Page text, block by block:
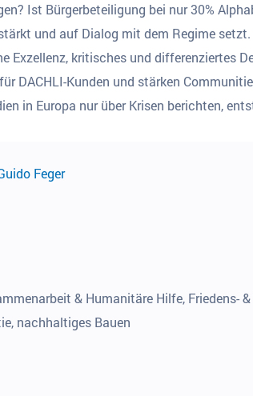
Ist Bürgerbeteiligung bei nur 30%
und auf Dialog mit dem Regime
Exzellenz, kritisches und differenziertes
DACHLI-Kunden und stärken
in Europa nur über Krisen berichten,
Feger
& Humanitäre Hilfe, Friedens-
nachhaltiges Bauen